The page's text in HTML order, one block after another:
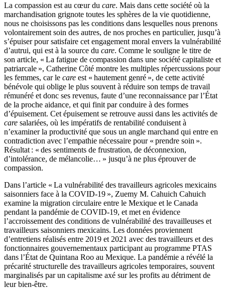
La compassion est au cœur du care. Mais dans cette société où la
marchandisation grignote toutes les sphères de la vie quotidienne,
nous ne choisissons pas les conditions dans lesquelles nous prenons
volontairement soin des autres, de nos proches en particulier, jusqu’à
s’épuiser pour satisfaire cet engagement moral envers la vulnérabilité
d’autrui, qui est à la source du care. Comme le souligne le titre de
son article, « La fatigue de compassion dans une société capitaliste et
patriarcale », Catherine Côté montre les multiples répercussions pour
les femmes, car le care est « hautement genré », de cette activité
bénévole qui oblige le plus souvent à réduire son temps de travail
rémunéré et donc ses revenus, faute d’une reconnaissance par l’État
de la proche aidance, et qui finit par conduire à des formes
d’épuisement. Cet épuisement se retrouve aussi dans les activités de
care salariées, où les impératifs de rentabilité conduisent à
n’examiner la productivité que sous un angle marchand qui entre en
contradiction avec l’empathie nécessaire pour « prendre soin ».
Résultat : « des sentiments de frustration, de déconnexion,
d’intolérance, de mélancolie… » jusqu’à ne plus éprouver de
compassion.
Dans l’article « La vulnérabilité des travailleurs agricoles mexicains
saisonniers face à la COVID-19 », Zuemy M. Cahuich Cahuich
examine la migration circulaire entre le Mexique et le Canada
pendant la pandémie de COVID-19, et met en évidence
l’accroissement des conditions de vulnérabilité des travailleuses et
travailleurs saisonniers mexicains. Les données proviennent
d’entretiens réalisés entre 2019 et 2021 avec des travailleurs et des
fonctionnaires gouvernementaux participant au programme PTAS
dans l’État de Quintana Roo au Mexique. La pandémie a révélé la
précarité structurelle des travailleurs agricoles temporaires, souvent
marginalisés par un capitalisme axé sur les profits au détriment de
leur bien-être.